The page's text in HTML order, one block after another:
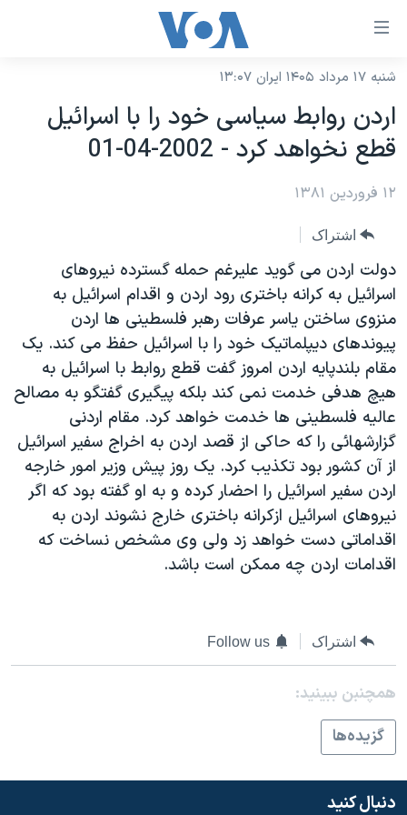
لینکهای
دسترسی
جهش
به
محتوای
اصلی
جهش
صفحه
اصلی
جهش
به
جستجو
نسخه سبک وب‌سایت
موضوع ها
ایران
آمریکا
جهان
ورزشی
گزیده‌ها
ویژه برنامه‌ها
ویدیوها
فرهنگ و زندگی
حقوق شهروندی
اقتصادی
علم و فناوری
اسرائیل در جنگ
برنامه های تلویزیونی
جدول برنامه ها
صفحه‌های ویژه
جام جهانی ۲۰۲۶
عملیات خشم حماسی
۲۵۰سالگی آمریکا
بایگانی برنامه‌های تلویزیونی
مستندها
انتخابات ریاست جمهوری آمریکا ۲۰۲۴
حمله جمهوری اسلامی به اسرائیل
رمز مهسا
ورزش زنان در ایران
تریبونال مردمی آبان ۹۸
دادگاه حمید نوری
چهل سال گروگان‌گیری
قانون شفافیت دارائی کادر رهبری ایران
اعتراضات مردمی آبان ۹۸
فرکانس‌های صدای آمریکا
پخش رادیویی
یادگیری زبان انگلیسی
دنبال کنید
زبانهای مختلف
شنبه ۱۷ مرداد ۱۴۰۵ ایران ۱۳:۰۷
اردن روابط سياسی خود را با اسرائيل
قطع نخواهد کرد - 2002-04-01
۱۲ فروردین ۱۳۸۱
اشتراک
دولت اردن می گويد عليرغم حمله گسترده نيروهای
اسرائيل به کرانه باختری رود اردن و اقدام اسرائيل به
منزوی ساختن ياسر عرفات رهبر فلسطينی ها اردن
پيوندهای ديپلماتيک خود را با اسرائيل حفظ می کند. يک
مقام بلندپايه اردن امروز گفت قطع روابط با اسرائيل به
هيچ هدفی خدمت نمی کند بلکه پيگيری گفتگو به مصالح
عاليه فلسطينی ها خدمت خواهد کرد. مقام اردنی
گزارشهائی را که حاکی از قصد اردن به اخراج سفير اسرائيل
از آن کشور بود تکذيب کرد. يک روز پيش وزير امور خارجه
اردن سفير اسرائيل را احضار کرده و به او گفته بود که اگر
نيروهای اسرائيل ازکرانه باختری خارج نشوند اردن به
اقداماتی دست خواهد زد ولی وی مشخص نساخت که
اقدامات اردن چه ممکن است باشد.
اشتراک Follow us
همچنبن ببینید:
گزيده‌ها
دنبال کنید